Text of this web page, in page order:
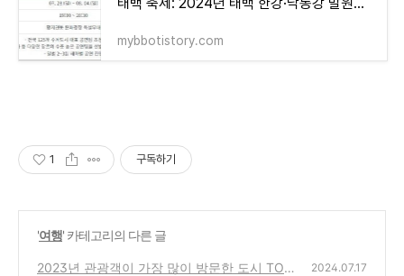
mybbotistory.com
1 구독하기
'여행' 카테고리의 다른 글
2023년 관광객이 가장 많이 방문한 도시 TOP
2024.07.17